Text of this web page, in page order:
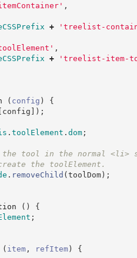
' ,
+ ' treelist-
' ,
+ ' treelist-item-
( config )
{
[ config ] ) ;
. toolElement . dom;
the tool in the normal
the toolElement.
. removeChild (toolDom) ;
( )
{
;
( item, refItem)
{